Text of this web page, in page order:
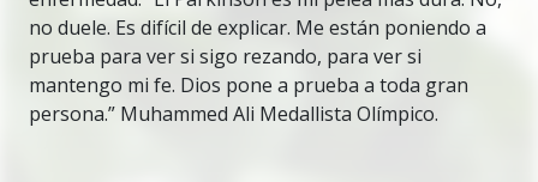
no duele. Es difícil de explicar. Me están poniendo a
prueba para ver si sigo rezando, para ver si
mantengo mi fe. Dios pone a prueba a toda gran
persona.” Muhammed Ali Medallista Olímpico.